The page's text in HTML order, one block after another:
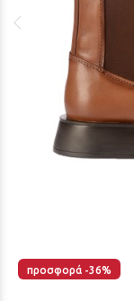
προσφορά -36%